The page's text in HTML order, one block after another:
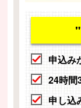
申込み
24時間
申し込